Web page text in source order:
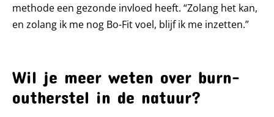
methode een gezonde invloed heeft. “Zolang het kan,
en zolang ik me nog Bo-Fit voel, blijf ik me inzetten.”
Wil je meer weten over burn-
outherstel in de natuur?